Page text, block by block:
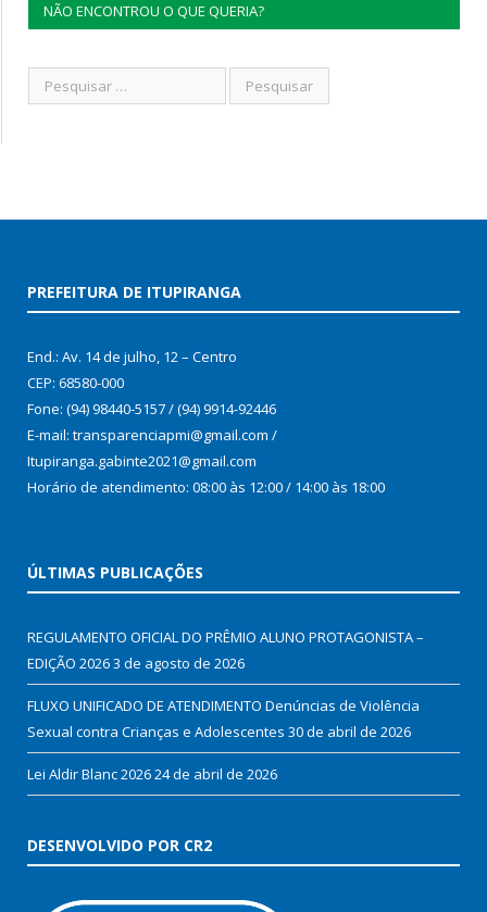
NÃO ENCONTROU O QUE QUERIA?
PREFEITURA DE ITUPIRANGA
End.: Av. 14 de julho, 12 – Centro
CEP: 68580-000
Fone: (94) 98440-5157 / (94) 9914-92446
E-mail: transparenciapmi@gmail.com /
Itupiranga.gabinte2021@gmail.com
Horário de atendimento: 08:00 às 12:00 / 14:00 às 18:00
ÚLTIMAS PUBLICAÇÕES
REGULAMENTO OFICIAL DO PRÊMIO ALUNO PROTAGONISTA –
EDIÇÃO 20263 de agosto de 2026
FLUXO UNIFICADO DE ATENDIMENTO Denúncias de Violência
Sexual contra Crianças e Adolescentes 30 de abril de 2026
Lei Aldir Blanc 202624 de abril de 2026
DESENVOLVIDO POR CR2